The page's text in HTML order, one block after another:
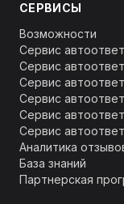
СЕРВИСЫ
Возможности
Сервис
Сервис
Сервис
Сервис
Сервис
Сервис
Аналитика
База знаний
Партнерская